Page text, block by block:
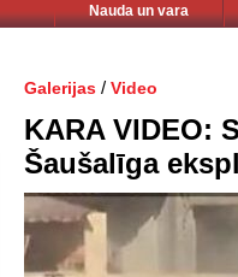
Nauda un vara
Galerijas / Video
KARA VIDEO:
Šaušalīga